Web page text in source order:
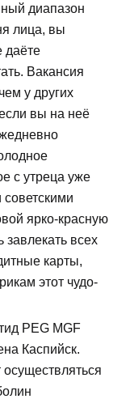
диапазон
лица, вы
даёте
Вакансия
у других
вы на неё
с утреца уже
ярко-красную
всех
карты,
этот чудо-
PEG MGF
Каспийск.